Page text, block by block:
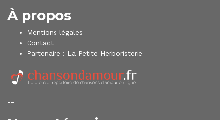
À propos
Mentions légales
Contact
Partenaire : La Petite Herboristerie
--